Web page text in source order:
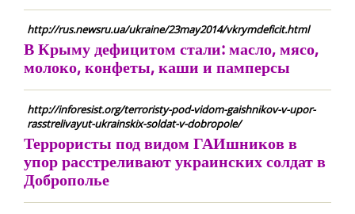
http://rus.newsru.ua/ukraine/23may2014/vkrymdeficit.html
В Крыму дефицитом стали: масло, мясо,
молоко, конфеты, каши и памперсы
http://inforesist.org/terroristy-pod-vidom-gaishnikov-v-upor-
rasstrelivayut-ukrainskix-soldat-v-dobropole/
Террористы под видом ГАИшников в
упор расстреливают украинских солдат в
Доброполье